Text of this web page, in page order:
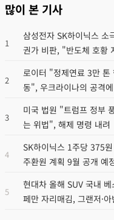
많이 본 기사
1
삼성전자 SK하이닉스 소
권가 비판, "반도체 호황
2
로이터 "정제연료 3만 톤
동", 우크라이나의 공격
3
미국 법원 "트럼프 정부
는 위법", 해제 명령 내려
4
SK하이닉스 1주당 375
주환원 계획 9월 공개 예
5
현대차 올해 SUV 국내
페만 자리매김, 그랜저·